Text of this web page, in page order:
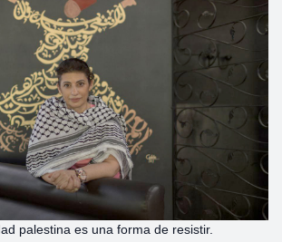
palestina es una forma de resistir.